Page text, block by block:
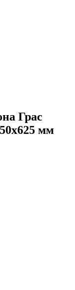
Грас
мм